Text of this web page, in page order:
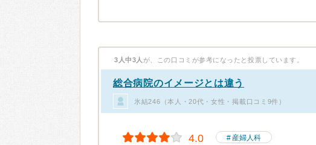
3人中3人 が、この口コミが参考になったと投票しています。
総合病院のイメージとは違う
氷結246（本人・20代・女性・掲載口コミ9件）
4.0 産婦人科